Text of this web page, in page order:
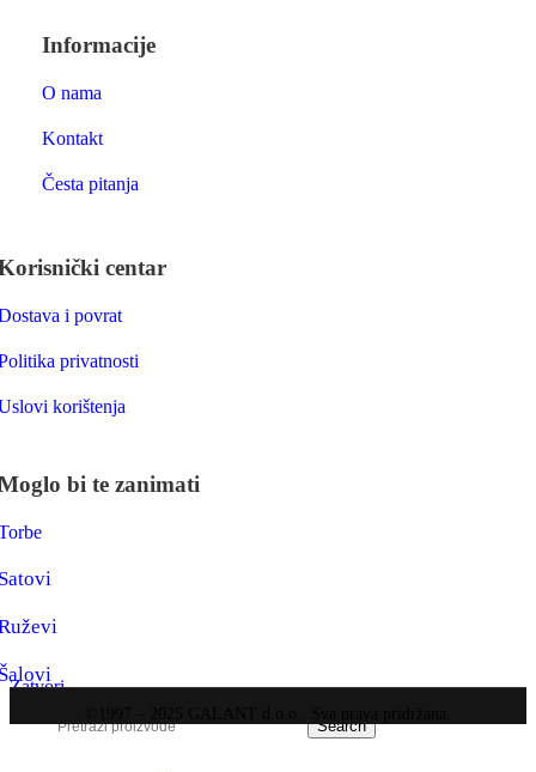
Informacije
O nama
Kontakt
Česta pitanja
centar
i povrat
privatnosti
korištenja
bi te zanimati
Zatvori
Search